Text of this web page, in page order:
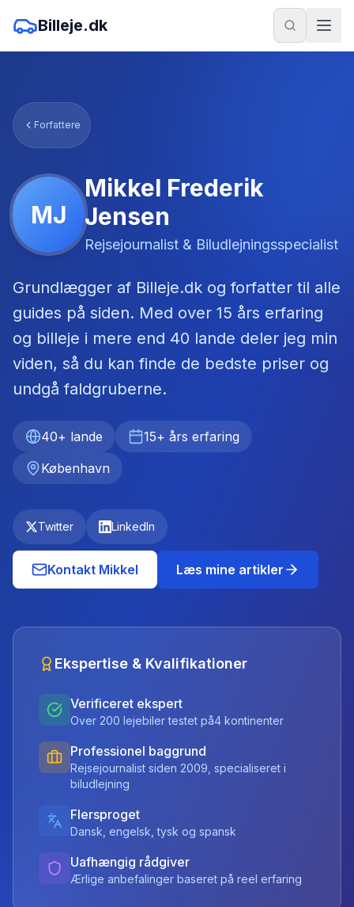
Billeje.dk
Forfattere
MJ
Mikkel Frederik
Jensen
Rejsejournalist & Biludlejningsspecialist
Grundlægger af Billeje.dk og forfatter til alle
guides på siden. Med over 15 års erfaring
og billeje i mere end 40 lande deler jeg min
viden, så du kan finde de bedste priser og
undgå faldgruberne.
40+ lande
15+ års erfaring
København
Twitter LinkedIn
Kontakt Mikkel Læs mine artikler
Ekspertise & Kvalifikationer
Verificeret ekspert
Over 200 lejebiler testet på4 kontinenter
Professionel baggrund
Rejsejournalist siden 2009, specialiseret i
biludlejning
Flersproget
Dansk, engelsk, tysk og spansk
Uafhængig rådgiver
Ærlige anbefalinger baseret på reel erfaring